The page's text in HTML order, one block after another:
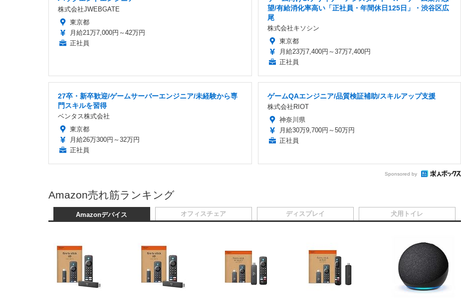
株式会社JWEBGATE
東京都
月給21万7,000円～42万円
正社員
望/有給消化率高い「正社員・年間休日125日」・渋谷区広
尾
株式会社キソシン
東京都
月給23万7,400円～37万7,400円
正社員
27卒・新卒歓迎/ゲームサーバーエンジニア/未経験から専
門スキルを習得
ベンタス株式会社
東京都
月給26万300円～32万円
正社員
ゲームQAエンジニア/品質検証補助/スキルアップ支援
株式会社RIOT
神奈川県
月給30万9,700円～50万円
正社員
Sponsored by
Amazon売れ筋ランキング
Amazonデバイス オフィスチェア ディスプレイ 犬用トイレ